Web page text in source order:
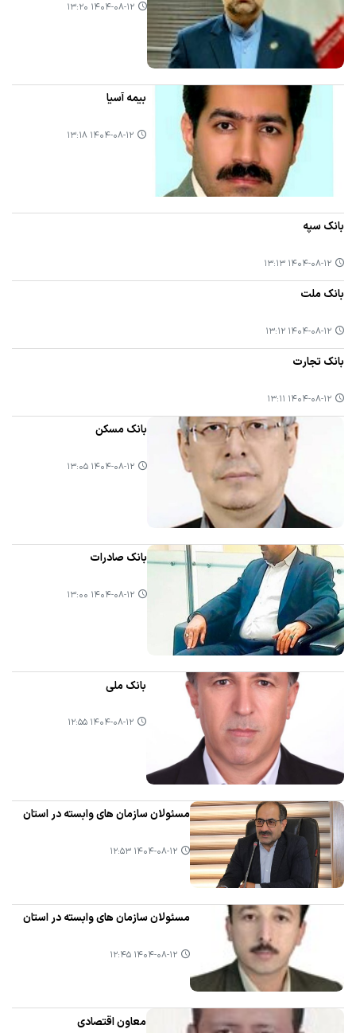
۱۴۰۴-۰۸-۱۲ ۱۳:۲۰
بیمه آسیا
۱۴۰۴-۰۸-۱۲ ۱۳:۱۸
بانک سپه
۱۴۰۴-۰۸-۱۲ ۱۳:۱۳
بانک ملت
۱۴۰۴-۰۸-۱۲ ۱۳:۱۲
بانک تجارت
۱۴۰۴-۰۸-۱۲ ۱۳:۱۱
بانک مسکن
۱۴۰۴-۰۸-۱۲ ۱۳:۰۵
بانک صادرات
۱۴۰۴-۰۸-۱۲ ۱۳:۰۰
بانک ملی
۱۴۰۴-۰۸-۱۲ ۱۲:۵۵
مسئولان سازمان های وابسته در استان
۱۴۰۴-۰۸-۱۲ ۱۲:۵۳
مسئولان سازمان های وابسته در استان
۱۴۰۴-۰۸-۱۲ ۱۲:۴۵
معاون اقتصادی